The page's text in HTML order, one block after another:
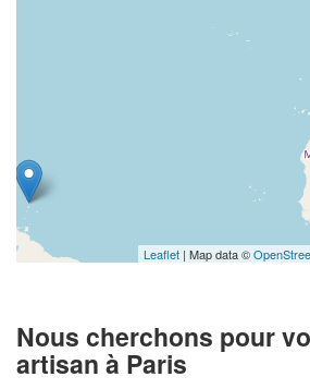
Leaflet | Map data ©
Nous cherchons pour
artisan à Paris